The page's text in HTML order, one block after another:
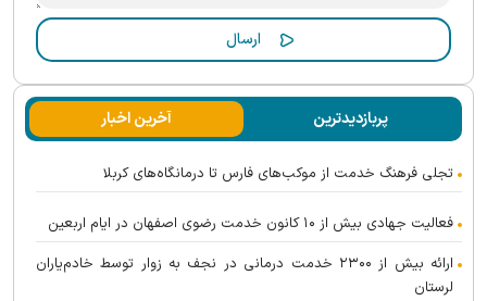
پربازدیدترین آخرین اخبار
تجلی فرهنگ خدمت از موکب‌های فارس تا درمانگاه‌های کربلا
فعالیت جهادی بیش از ۱۰ کانون خدمت رضوی اصفهان در ایام اربعین
ارائه بیش از ۲۳۰۰ خدمت درمانی در نجف به زوار توسط خادم‌یاران
لرستان